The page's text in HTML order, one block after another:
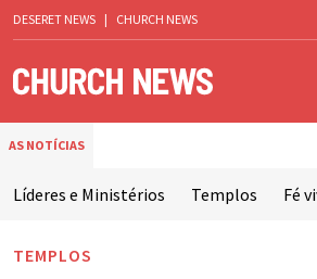
DESERET NEWS | CHURCH NEWS
AS NOTÍCIAS
Líderes e Ministérios Templos Fé
TEMPLOS